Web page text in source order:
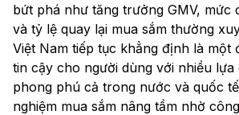
bứt phá như tăng trưởng GMV, mức
và tỷ lệ quay lại mua sắm thường
Việt Nam tiếp tục khẳng định là một
tin cậy cho người dùng với nhiều
phong phú cả trong nước và quốc
nghiệm mua sắm nâng tầm nhờ